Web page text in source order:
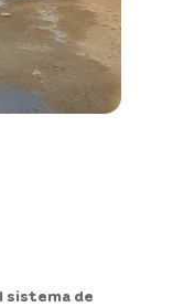
sistema de